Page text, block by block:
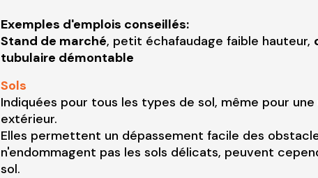
Exemples d'emplois conseillés:
Stand de marché, petit échafaudage faible hauteur,
tubulaire démontable
Sols
Indiquées pour tous les types de sol, même pour
extérieur.
Elles permettent un dépassement facile des
n'endommagent pas les sols délicats, peuvent
sol.